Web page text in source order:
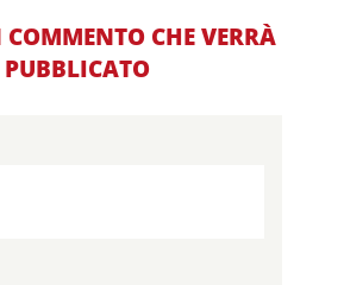
CHE VERRÀ
PUBBLICATO